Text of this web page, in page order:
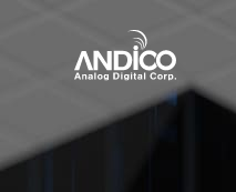
회사소개